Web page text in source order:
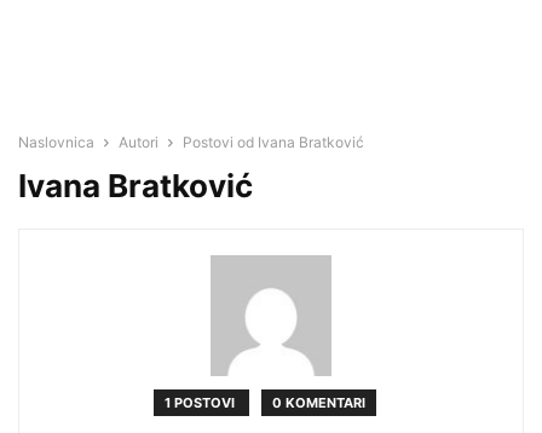
Naslovnica Autori Postovi od Ivana Bratković
Ivana Bratković
1 POSTOVI 0 KOMENTARI